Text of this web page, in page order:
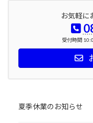
お気軽に
受付時間
夏季休業のお知らせ